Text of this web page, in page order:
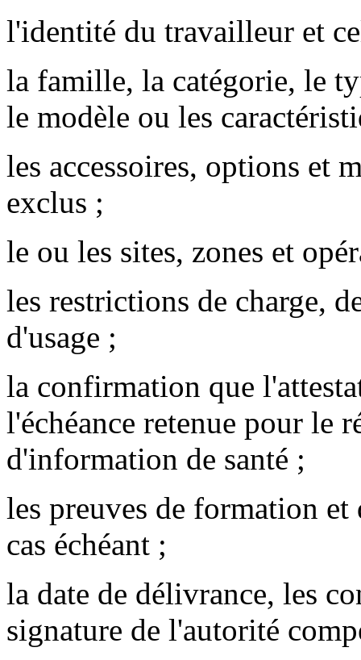
l'identité du travailleur et
la famille, la catégorie, le
le modèle ou les
les accessoires, options et
exclus ;
le ou les sites, zones et
les restrictions de charge,
d'usage ;
la confirmation que
l'échéance retenue pour le
d'information de santé ;
les preuves de formation
cas échéant ;
la date de délivrance, les
signature de l'autorité